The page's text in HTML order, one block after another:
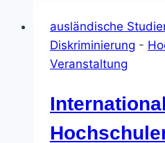
ausländische
Diskriminierung -
Veranstaltung